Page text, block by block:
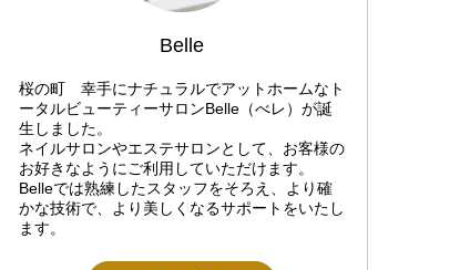
Belle
桜の町 幸手にナチュラルでアットホームなト
ータルビューティーサロンBelle（べレ）が誕
生しました。
ネイルサロンやエステサロンとして、お客様の
お好きなようにご利用していただけます。
Belleでは熟練したスタッフをそろえ、より確
かな技術で、より美しくなるサポートをいたし
ます。